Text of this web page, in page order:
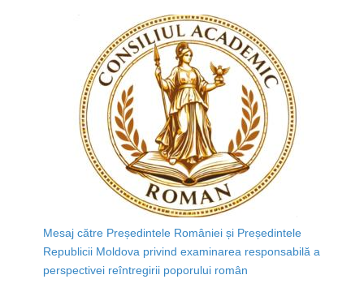
Mesaj către Președintele României și Președintele
Republicii Moldova privind examinarea responsabilă a
perspectivei reîntregirii poporului român